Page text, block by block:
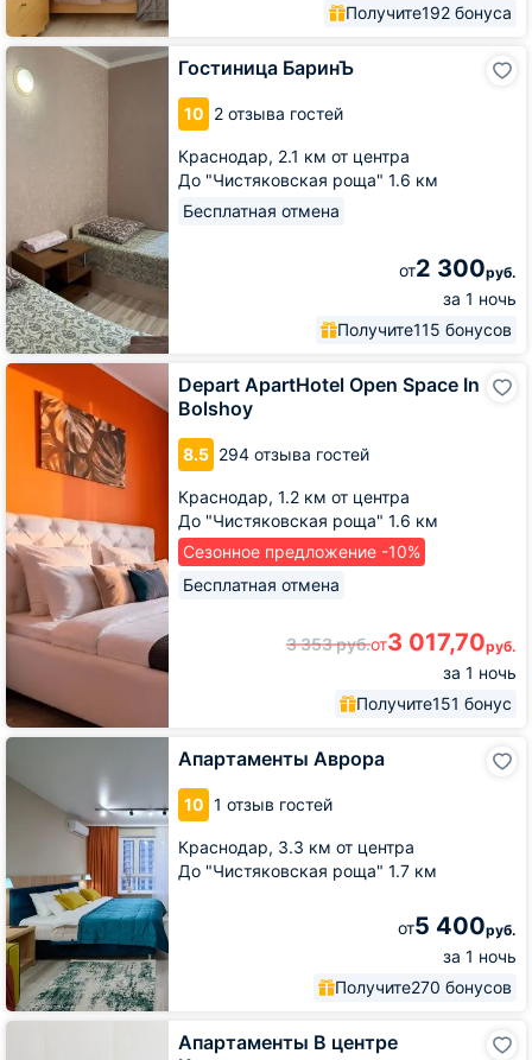
Получите192 бонуса
Гостиница БаринЪ
10 2 отзыва гостей
Краснодар, 2.1 км от центра
До "Чистяковская роща" 1.6 км
Бесплатная отмена
от2 300руб.
за 1 ночь
Получите115 бонусов
Гостиница
БаринЪ
Depart ApartHotel Open Space In
Bolshoy
8.5 294 отзыва гостей
Краснодар, 1.2 км от центра
До "Чистяковская роща" 1.6 км
Сезонное предложение -10%
Бесплатная отмена
3 353руб.от3 017,70руб.
за 1 ночь
Получите151 бонус
Depart
ApartHotel
Open
Space
Bolshoy
Апартаменты Аврора
10 1 отзыв гостей
Краснодар, 3.3 км от центра
До "Чистяковская роща" 1.7 км
от5 400руб.
за 1 ночь
Получите270 бонусов
Апартаменты
Апартаменты В центре
Апартаменты